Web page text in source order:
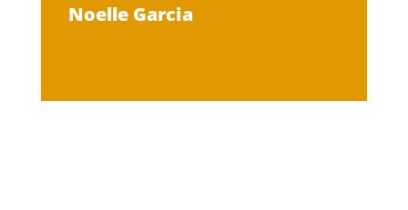
Noelle Garcia